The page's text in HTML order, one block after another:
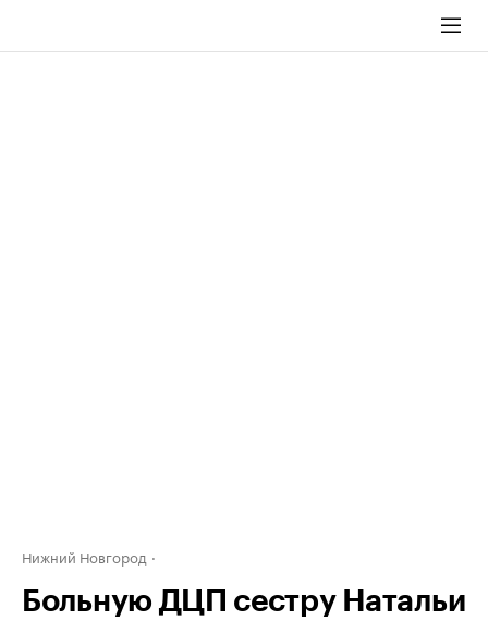
Нижний Новгород
Больную ДЦП сестру Натальи